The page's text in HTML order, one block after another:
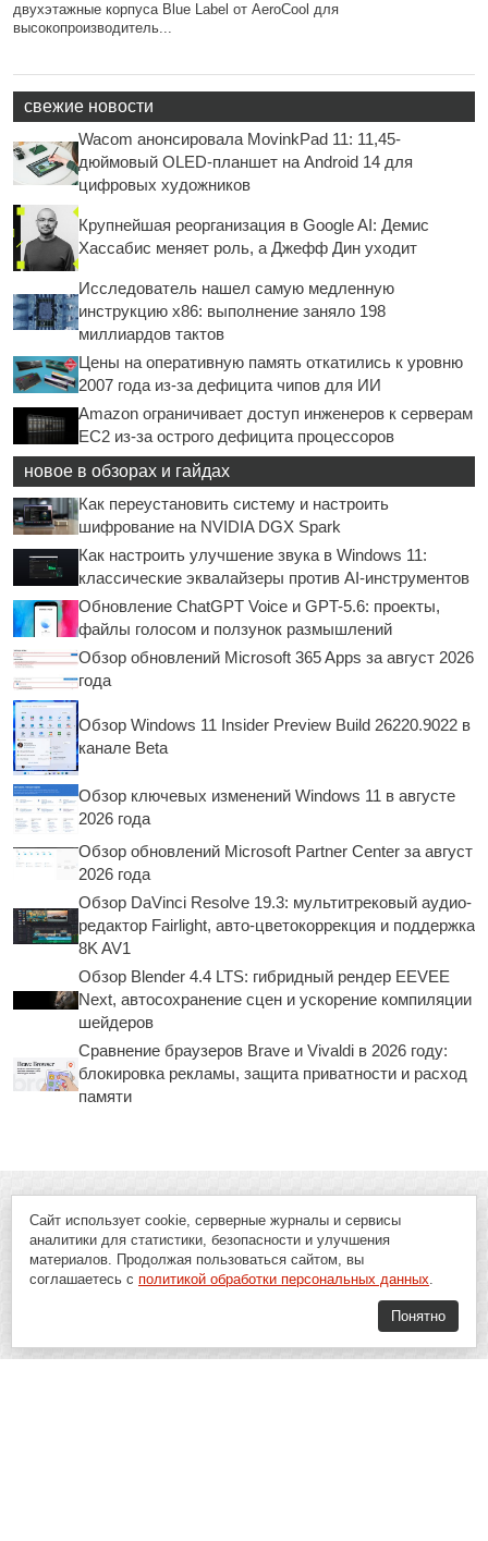
двухэтажные корпуса Blue Label от AeroCool для
высокопроизводитель...
свежие новости
Wacom анонсировала MovinkPad 11: 11,45-
дюймовый OLED-планшет на Android 14 для
цифровых художников
Крупнейшая реорганизация в Google AI: Демис
Хассабис меняет роль, а Джефф Дин уходит
Исследователь нашел самую медленную
инструкцию x86: выполнение заняло 198
миллиардов тактов
Цены на оперативную память откатились к уровню
2007 года из-за дефицита чипов для ИИ
Amazon ограничивает доступ инженеров к серверам
EC2 из-за острого дефицита процессоров
новое в обзорах и гайдах
Как переустановить систему и настроить
шифрование на NVIDIA DGX Spark
Как настроить улучшение звука в Windows 11:
классические эквалайзеры против AI-инструментов
Обновление ChatGPT Voice и GPT-5.6: проекты,
файлы голосом и ползунок размышлений
Обзор обновлений Microsoft 365 Apps за август 2026
года
Обзор Windows 11 Insider Preview Build 26220.9022 в
канале Beta
Обзор ключевых изменений Windows 11 в августе
2026 года
Обзор обновлений Microsoft Partner Center за август
2026 года
Обзор DaVinci Resolve 19.3: мультитрековый аудио-
редактор Fairlight, авто-цветокоррекция и поддержка
8K AV1
Обзор Blender 4.4 LTS: гибридный рендер EEVEE
Next, автосохранение сцен и ускорение компиляции
шейдеров
Сравнение браузеров Brave и Vivaldi в 2026 году:
блокировка рекламы, защита приватности и расход
памяти
Сайт использует cookie, серверные журналы и сервисы
аналитики для статистики, безопасности и улучшения
материалов. Продолжая пользоваться сайтом, вы
соглашаетесь с политикой обработки персональных данных.
Понятно